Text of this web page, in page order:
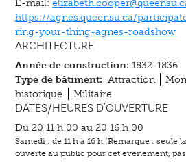
E-mail:
https://agnes.queensu.ca/
ring-your-thing-agnes-roadshow
ARCHITECTURE
Année de construction: 1832-1836
Type de bâtiment: Attraction
historique
Militaire
DATES/HEURES D'OUVERTURE
Du 20 11 h 00 au 20 16 h 00
Samedi : de 11 h à 16 h (Remarque : seule
ouverte au public pour cet événement,